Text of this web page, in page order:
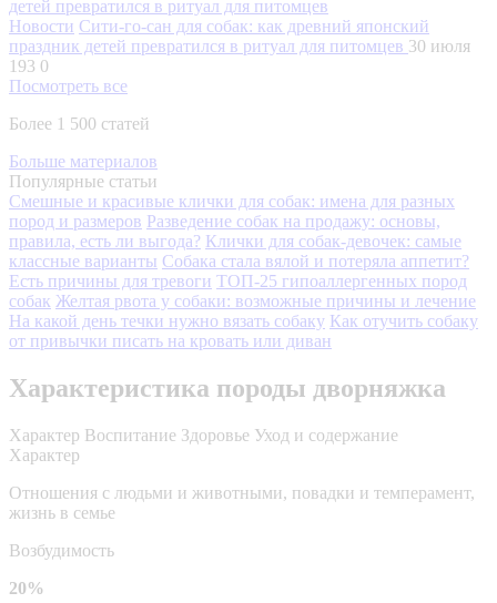
Новости Сити-го-сан для собак: как древний японский
праздник детей превратился в ритуал для питомцев 30 июля
193 0
Посмотреть все
Более 1 500 статей
Больше материалов
Популярные статьи
Смешные и красивые клички для собак: имена для разных
пород и размеров Разведение собак на продажу: основы,
правила, есть ли выгода? Клички для собак-девочек: самые
классные варианты Собака стала вялой и потеряла аппетит?
Есть причины для тревоги ТОП-25 гипоаллергенных пород
собак Желтая рвота у собаки: возможные причины и лечение
На какой день течки нужно вязать собаку Как отучить собаку
от привычки писать на кровать или диван
Характеристика породы дворняжка
Характер Воспитание Здоровье Уход и содержание
Характер
Отношения с людьми и животными, повадки и темперамент,
жизнь в семье
Возбудимость
20%